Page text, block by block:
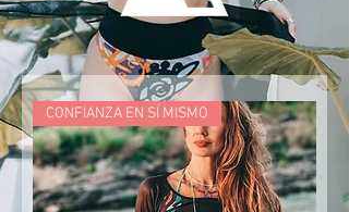
CONFIANZA EN SÍ MISMO